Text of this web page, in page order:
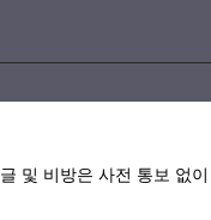
및 비방은 사전 통보 없